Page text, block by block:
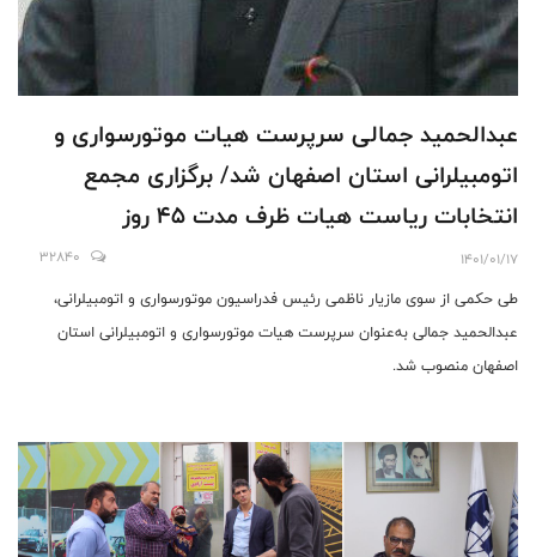
عبدالحمید جمالی سرپرست هیات موتورسواری و
اتومبیلرانی استان اصفهان شد/ برگزاری مجمع
انتخابات ریاست هیات ظرف مدت ۴۵ روز
1401/01/17
32840
طی حکمی از سوی مازیار ناظمی رئیس فدراسیون موتورسواری و اتومبیلرانی،
عبدالحمید جمالی به‌عنوان سرپرست هیات موتورسواری و اتومبیلرانی استان
اصفهان منصوب شد.